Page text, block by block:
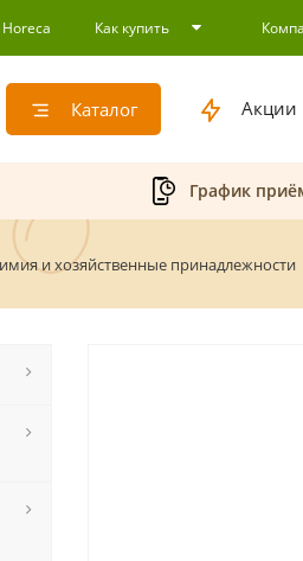
Как купить
Каталог Акции
График
и хозяйственные принадлежности